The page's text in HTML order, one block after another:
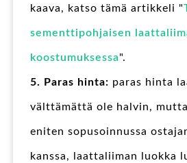
kaava, katso tämä artikkeli "
sementtipohjaisen
koostumuksessa".
5. Paras hinta: paras hinta
välttämättä ole halvin,
eniten sopusoinnussa
kanssa, laattaliiman luokka